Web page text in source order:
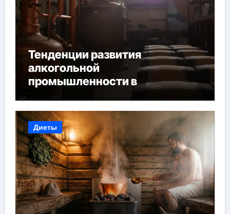
Тенденции развития
алкогольной
промышленности в
Диеты